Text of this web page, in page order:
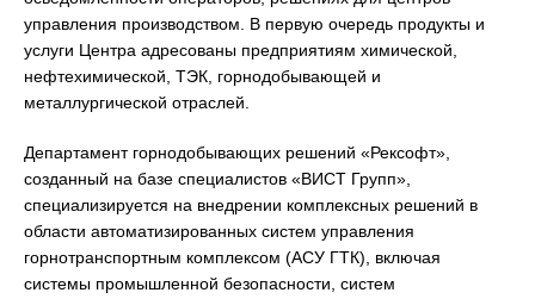
управления производством. В первую очередь продукты и
услуги Центра адресованы предприятиям химической,
нефтехимической, ТЭК, горнодобывающей и
металлургической отраслей.
Департамент горнодобывающих решений «Рексофт»,
созданный на базе специалистов «ВИСТ Групп»,
специализируется на внедрении комплексных решений в
области автоматизированных систем управления
горнотранспортным комплексом (АСУ ГТК), включая
системы промышленной безопасности, систем